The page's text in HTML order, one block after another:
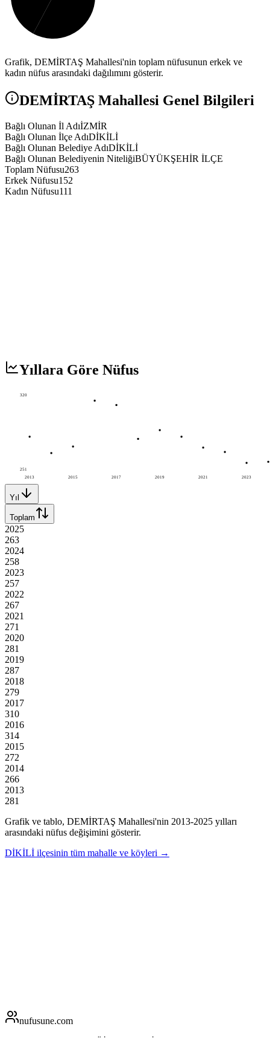
Grafik, DEMİRTAŞ Mahallesi'nin toplam nüfusunun erkek ve
kadın nüfus arasındaki dağılımını gösterir.
DEMİRTAŞ Mahallesi Genel Bilgileri
Bağlı Olunan İl AdıİZMİR
Bağlı Olunan İlçe AdıDİKİLİ
Bağlı Olunan Belediye AdıDİKİLİ
Bağlı Olunan Belediyenin NiteliğiBÜYÜKŞEHİR İLÇE
Toplam Nüfusu263
Erkek Nüfusu152
Kadın Nüfusu111
Yıllara Göre Nüfus
2013 2015 2017 2019 2021 2023
320
251
Yıl
Toplam
2025
263
2024
258
2023
257
2022
267
2021
271
2020
281
2019
287
2018
279
2017
310
2016
314
2015
272
2014
266
2013
281
Grafik ve tablo, DEMİRTAŞ Mahallesi'nin 2013-2025 yılları
arasındaki nüfus değişimini gösterir.
DİKİLİ ilçesinin tüm mahalle ve köyleri →
nufusune.com